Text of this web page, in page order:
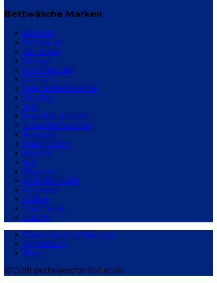
Bettwäsche Marken
Bassetti
Bierbaum
CelinaTex
Disney
Erwin Müller
ESPRIT
Estella Bettwäsche
Herding
HIP
Ikea Bettwäsche
Joop! Bettwäsche
Kaeppel
Marc O'Polo
Marvel
Pip
Playboy
POLARSTERN
Schiesser
s.Oliver
Tom Tailor
Zucchi
Datenschutzerklärung
Impressum
Blog
Ⓒ 2018 bettwaesche-finder.de